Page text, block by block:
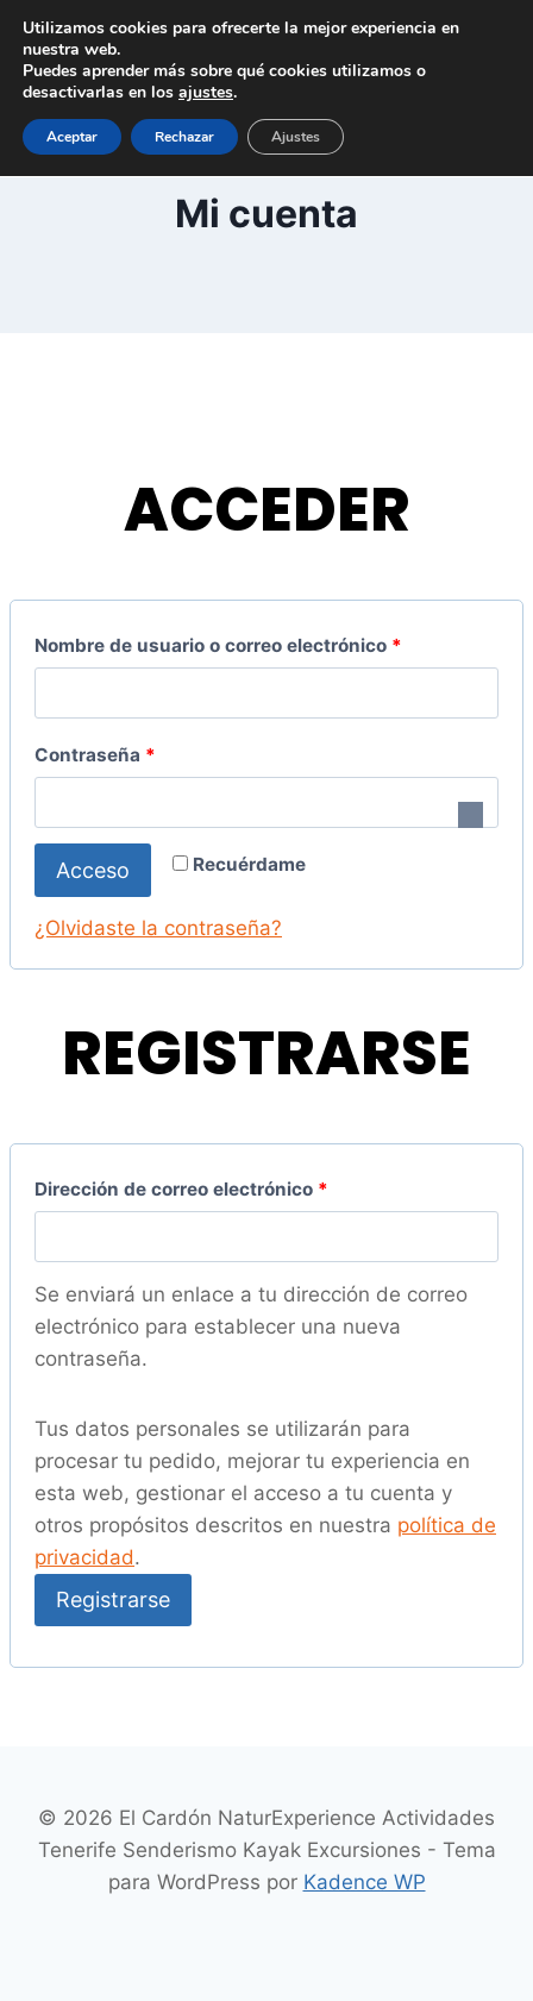
contenido
Mi cuenta
ACCEDER
Nombre de usuario o correo electrónico *
i
o
Contraseña *
g
a
o
i
o
Recuérdame
Acceso
¿Olvidaste la contraseña?
REGISTRARSE
Dirección de correo electrónico *
i
o
r
Se enviará un enlace a tu dirección de correo
electrónico para establecer una nueva
contraseña.
Tus datos personales se utilizarán para
procesar tu pedido, mejorar tu experiencia en
esta web, gestionar el acceso a tu cuenta y
otros propósitos descritos en nuestra política de
privacidad.
Registrarse
© 2026 El Cardón NaturExperience Actividades
Tenerife Senderismo Kayak Excursiones - Tema
para WordPress por Kadence WP
Utilizamos cookies para ofrecerte la mejor experiencia en
nuestra web.
Puedes aprender más sobre qué cookies utilizamos o
desactivarlas en los ajustes.
Aceptar Rechazar Ajustes